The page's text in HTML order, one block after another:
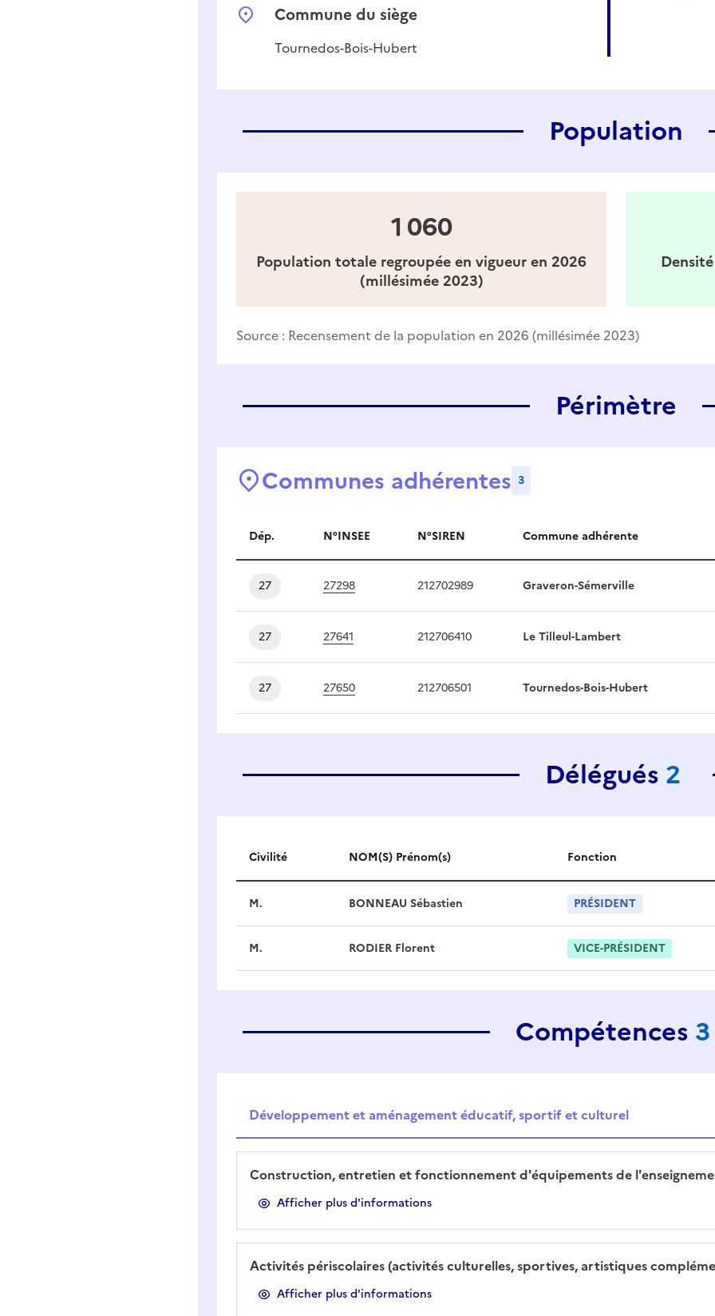
Commune du siège
Tournedos-Bois-Hubert
Population
1 060
Population totale regroupée en vigueur en 2026
(millésimée 2023)
Source : Recensement de la population en 2026 (millésimée 2023)
Périmètre
Communes adhérentes 3
Dép. N°INSEE N°SIREN Commune adhérente
27 27298 212702989 Graveron-Sémerville
27 27641 212706410 Le Tilleul-Lambert
27 27650 212706501 Tournedos-Bois-Hubert
Délégués 2
Délégués
Civilité NOM(S) Prénom(s) Fonction
M. BONNEAU Sébastien PRÉSIDENT
M. RODIER Florent VICE-PRÉSIDENT
Compétences 3
Développement et aménagement éducatif, sportif et culturel
Construction, entretien et fonctionnement d'équipements de
Afficher plus d'informations
Activités périscolaires (activités culturelles, sportives, artistiques
Afficher plus d'informations